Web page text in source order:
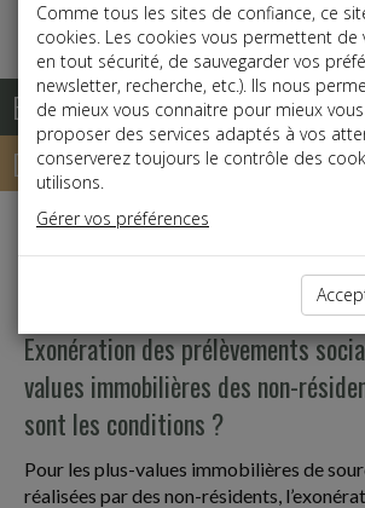
Base documentaire
Dépêches
j
Fiscal,Patrimoine
Exonération des prélèvements
values immobilières des non-
sont les conditions ?
Pour les plus-values immobilières de
réalisées par des non-résidents,
Comme tous les sites de confiance, ce
cookies. Les cookies vous permettent de
en tout sécurité, de sauvegarder vos
newsletter, recherche, etc.). Ils nous
de mieux vous connaitre pour mieux
proposer des services adaptés à vos
conserverez toujours le contrôle des
utilisons.
Gérer vos préférences